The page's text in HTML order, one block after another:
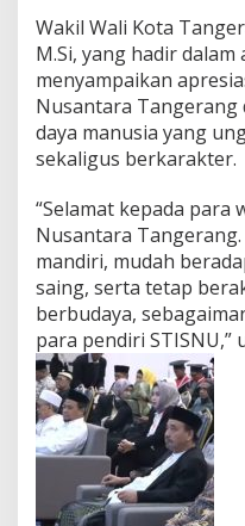
n
W
a
a
s
a
E
o
l
o
g
i
s
Wakil Wali Kota
M.Si, yang hadir
menyampaikan
Nusantara Tangerang
daya manusia yang
sekaligus berkarakter.
“Selamat kepada para
Nusantara
mandiri, mudah
saing, serta tetap
berbudaya,
para pendiri STISNU,”